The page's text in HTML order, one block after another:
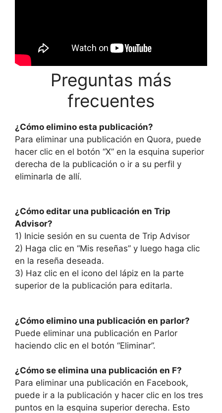
Preguntas más
frecuentes
¿Cómo elimino esta publicación?
Para eliminar una publicación en Quora, puede
hacer clic en el botón “X” en la esquina superior
derecha de la publicación o ir a su perfil y
eliminarla de allí.
¿Cómo editar una publicación en Trip
Advisor?
1) Inicie sesión en su cuenta de Trip Advisor
2) Haga clic en “Mis reseñas” y luego haga clic
en la reseña deseada.
3) Haz clic en el icono del lápiz en la parte
superior de la publicación para editarla.
¿Cómo elimino una publicación en parlor?
Puede eliminar una publicación en Parlor
haciendo clic en el botón “Eliminar”.
¿Cómo se elimina una publicación en F?
Para eliminar una publicación en Facebook,
puede ir a la publicación y hacer clic en los tres
puntos en la esquina superior derecha. Esto